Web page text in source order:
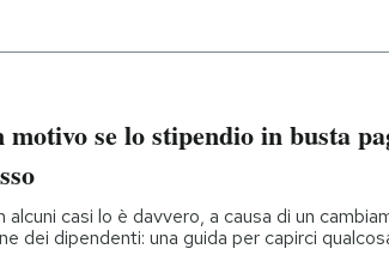
Moda
Ok Boomer!
Media
motivo se lo stipendio in busta
alcuni casi lo è davvero, a causa di un
dei dipendenti: una guida per capirci